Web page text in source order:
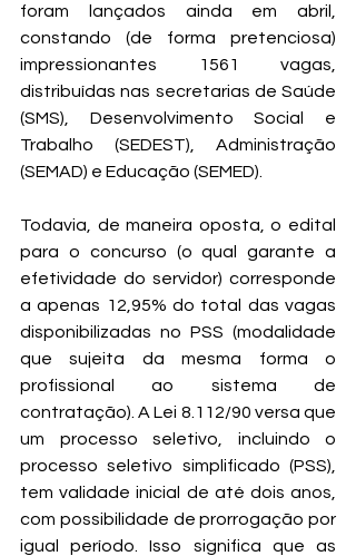
foram lançados ainda em abril,
constando (de forma pretenciosa)
impressionantes 1561 vagas,
distribuídas nas secretarias de Saúde
(SMS), Desenvolvimento Social e
Trabalho (SEDEST), Administração
(SEMAD) e Educação (SEMED).
Todavia, de maneira oposta, o edital
para o concurso (o qual garante a
efetividade do servidor) corresponde
a apenas 12,95% do total das vagas
disponibilizadas no PSS (modalidade
que sujeita da mesma forma o
profissional ao sistema de
contratação). A Lei 8.112/90 versa que
um processo seletivo, incluindo o
processo seletivo simplificado (PSS),
tem validade inicial de até dois anos,
com possibilidade de prorrogação por
igual período. Isso significa que as